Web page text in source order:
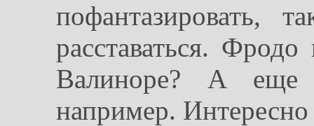
расставаться.
Валиноре? А еще
например.